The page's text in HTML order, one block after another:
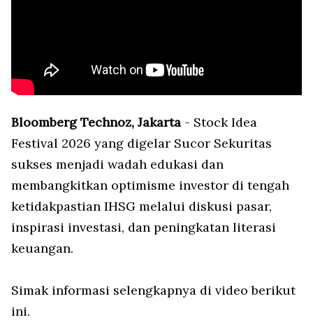
Bloomberg Technoz, Jakarta - Stock Idea
Festival 2026 yang digelar Sucor Sekuritas
sukses menjadi wadah edukasi dan
membangkitkan optimisme investor di tengah
ketidakpastian IHSG melalui diskusi pasar,
inspirasi investasi, dan peningkatan literasi
keuangan.
Simak informasi selengkapnya di video berikut
ini.